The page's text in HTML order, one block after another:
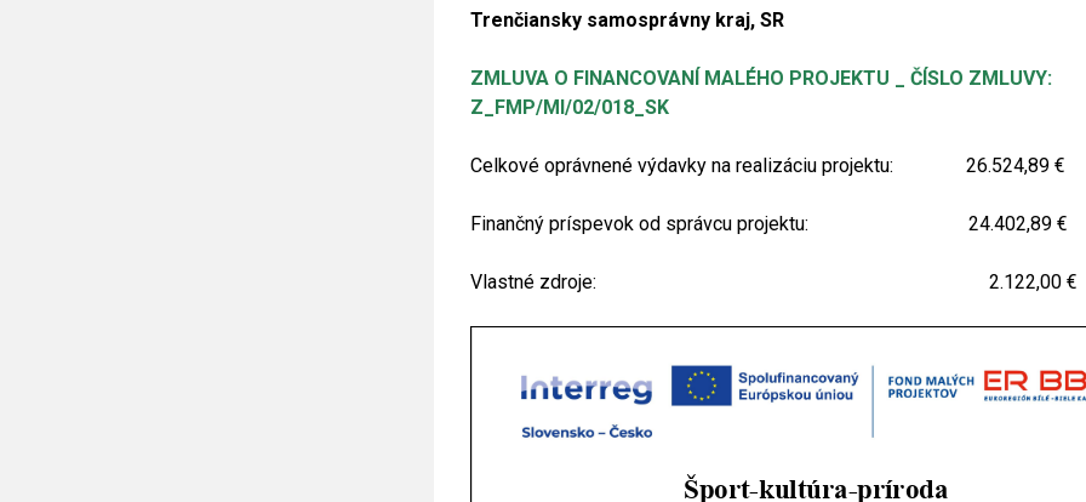
Trenčiansky samosprávny kraj, SR
ZMLUVA O FINANCOVANÍ MALÉHO PROJEKTU _ ČÍSLO ZMLUVY:
Z_FMP/MI/02/018_SK
Celkové oprávnené výdavky na realizáciu projektu: 26.524,89 €
Finančný príspevok od správcu projektu: 24.402,89 €
Vlastné zdroje: 2.122,00 €